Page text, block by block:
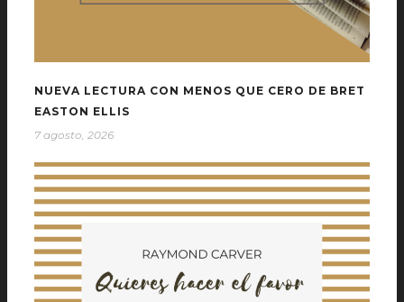
NUEVA LECTURA CON MENOS QUE CERO DE BRET
EASTON ELLIS
7 agosto, 2026